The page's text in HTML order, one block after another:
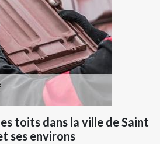
toits dans la ville de Saint
ses environs